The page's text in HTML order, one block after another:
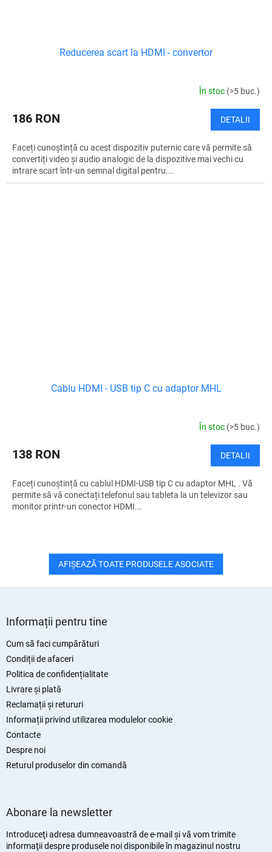
Reducerea scart la HDMI - convertor
În stoc (>5 buc.)
186 RON DETALII
Faceți cunoștință cu acest dispozitiv puternic care vă permite să
convertiți video și audio analogic de la dispozitive mai vechi cu
intrare scart într-un semnal digital pentru...
Cablu HDMI - USB tip C cu adaptor MHL
În stoc (>5 buc.)
138 RON DETALII
Faceți cunoștință cu cablul HDMI-USB tip C cu adaptor MHL . Vă
permite să vă conectați telefonul sau tableta la un televizor sau
monitor printr-un conector HDMI...
AFIŞEAZĂ TOATE PRODUSELE ASOCIATE
Informații pentru tine
Cum să faci cumpărături
Condiții de afaceri
Politica de confidențialitate
Livrare și plată
Reclamații și retururi
Informații privind utilizarea modulelor cookie
Contacte
Despre noi
Returul produselor din comandă
Abonare la newsletter
Introduceţi adresa dumneavoastră de e-mail şi vă vom trimite
informaţii despre produsele noi disponibile în magazinul nostru